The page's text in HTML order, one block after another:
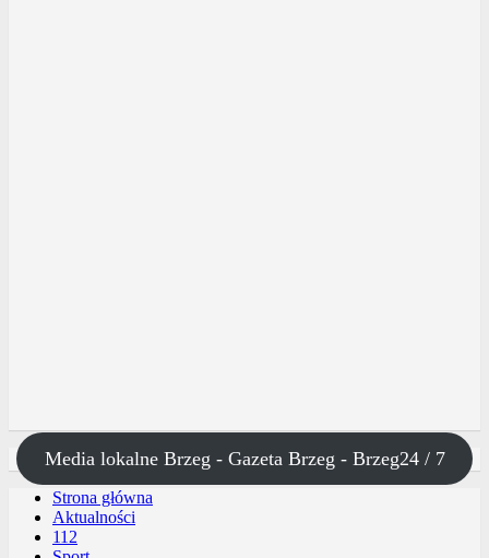
Media lokalne Brzeg - Gazeta Brzeg - Brzeg24 / 7
Strona główna
Aktualności
112